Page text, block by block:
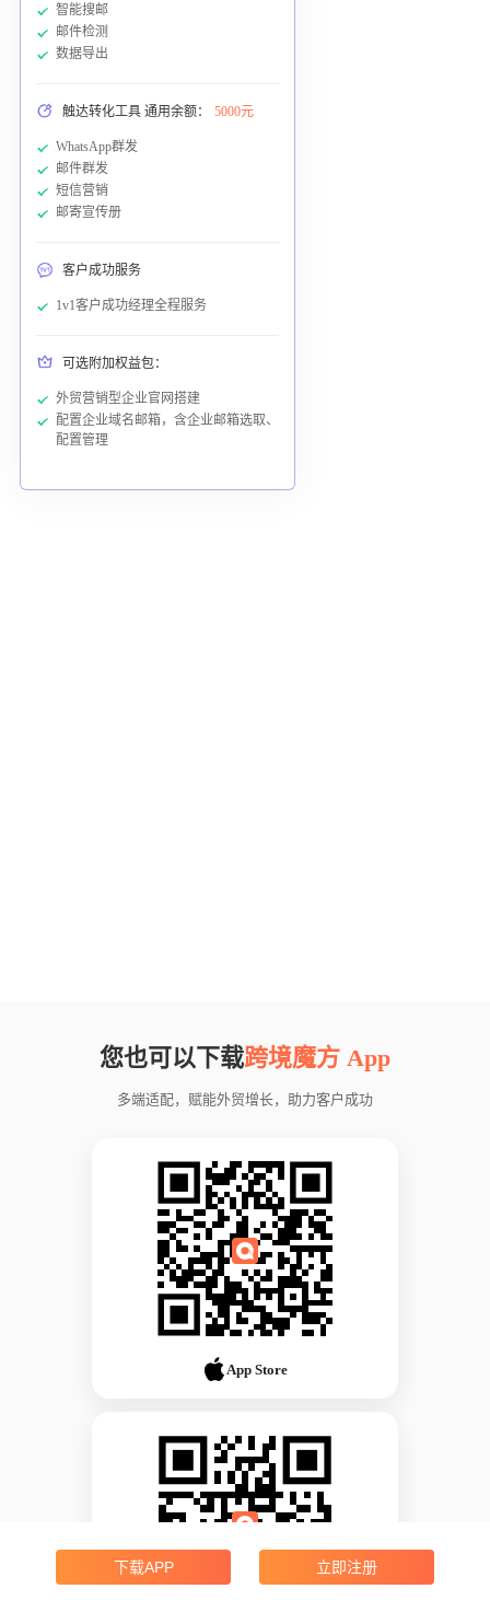
智能搜邮
邮件检测
数据导出
触达转化工具 通用余额： 5000元
WhatsApp群发
邮件群发
短信营销
邮寄宣传册
客户成功服务
1v1客户成功经理全程服务
可选附加权益包：
外贸营销型企业官网搭建
配置企业域名邮箱，含企业邮箱选取、
配置管理
您也可以下载跨境魔方 App
多端适配，赋能外贸增长，助力客户成功
App Store
下载APP 立即注册